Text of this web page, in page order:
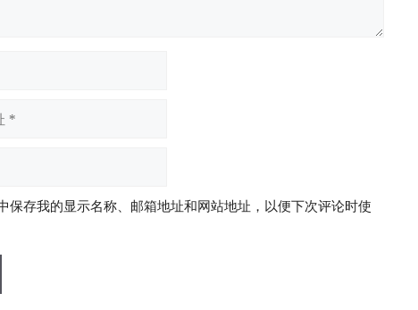
保存我的显示名称、邮箱地址和网站地址，以便下次评论时使